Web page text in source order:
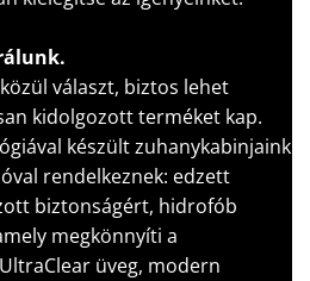
választ, biztos lehet
kidolgozott terméket kap.
készült zuhanykabinjaink
rendelkeznek: edzett
biztonságért, hidrofób
megkönnyíti a
üveg, modern